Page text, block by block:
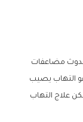
حدوث مضاعفات
التهاب يصيب
علاج التهاب